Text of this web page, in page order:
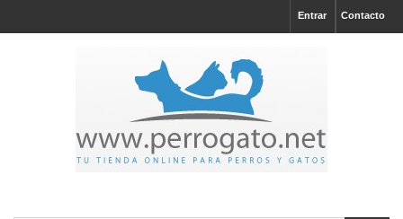
Contacto
Entrar